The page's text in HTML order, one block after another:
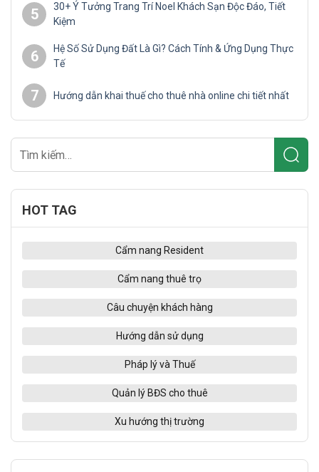
5
30+ Ý Tưởng Trang Trí Noel Khách Sạn Độc Đáo, Tiết
Kiệm
6
Hệ Số Sử Dụng Đất Là Gì? Cách Tính & Ứng Dụng Thực
Tế
7 Hướng dẫn khai thuế cho thuê nhà online chi tiết nhất
HOT TAG
Cẩm nang Resident
Cẩm nang thuê trọ
Câu chuyện khách hàng
Hướng dẫn sử dụng
Pháp lý và Thuế
Quản lý BĐS cho thuê
Xu hướng thị trường